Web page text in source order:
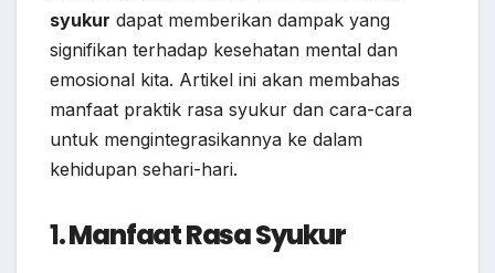
syukur dapat memberikan dampak yang
signifikan terhadap kesehatan mental dan
emosional kita. Artikel ini akan membahas
manfaat praktik rasa syukur dan cara-cara
untuk mengintegrasikannya ke dalam
kehidupan sehari-hari.
1.Manfaat Rasa Syukur